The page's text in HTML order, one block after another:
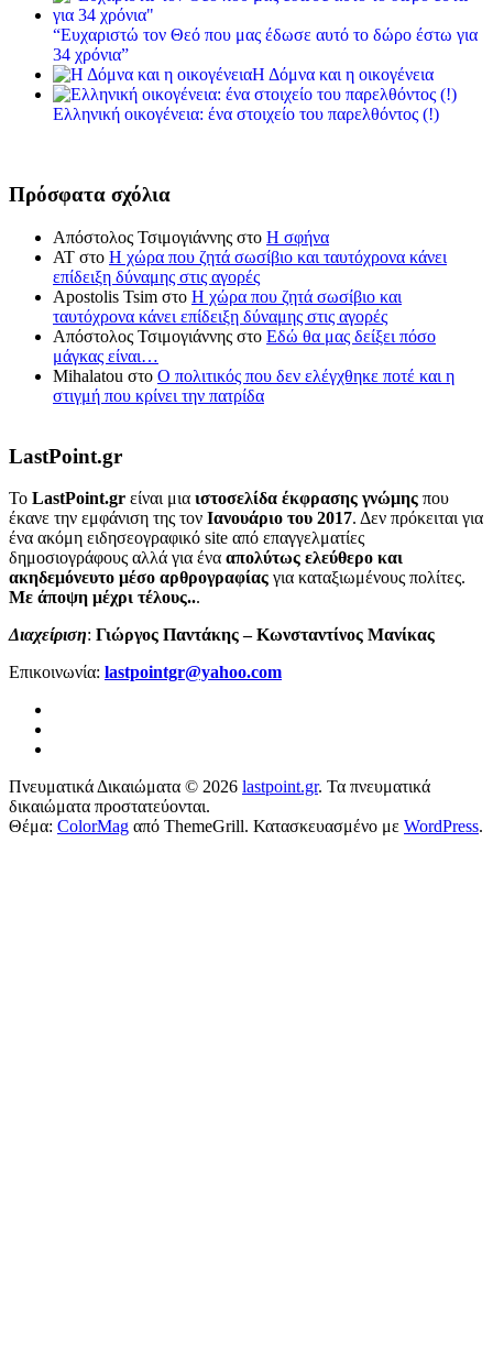
“Ευχαριστώ τον Θεό που μας έδωσε αυτό το δώρο έστω για
34 χρόνια”
Η Δόμνα και η οικογένεια
Ελληνική οικογένεια: ένα στοιχείο του παρελθόντος (!)
Πρόσφατα σχόλια
Απόστολος Τσιμογιάννης στο Η σφήνα
ΑΤ στο Η χώρα που ζητά σωσίβιο και ταυτόχρονα κάνει
επίδειξη δύναμης στις αγορές
Apostolis Tsim στο Η χώρα που ζητά σωσίβιο και
ταυτόχρονα κάνει επίδειξη δύναμης στις αγορές
Απόστολος Τσιμογιάννης στο Εδώ θα μας δείξει πόσο
μάγκας είναι…
Mihalatou στο Ο πολιτικός που δεν ελέγχθηκε ποτέ και η
στιγμή που κρίνει την πατρίδα
LastPoint.gr
To LastPoint.gr είναι μια ιστοσελίδα έκφρασης γνώμης που
έκανε την εμφάνιση της τον Ιανουάριο του 2017. Δεν πρόκειται για
ένα ακόμη ειδησεογραφικό site από επαγγελματίες
δημοσιογράφους αλλά για ένα απολύτως ελεύθερο και
ακηδεμόνευτο μέσο αρθρογραφίας για καταξιωμένους πολίτες.
Με άποψη μέχρι τέλους...
Διαχείριση: Γιώργος Παντάκης – Κωνσταντίνος Μανίκας
Επικοινωνία: lastpointgr@yahoo.com
Πνευματικά Δικαιώματα © 2026 lastpoint.gr. Τα πνευματικά
δικαιώματα προστατεύονται.
Θέμα: ColorMag από ThemeGrill. Κατασκευασμένο με WordPress.